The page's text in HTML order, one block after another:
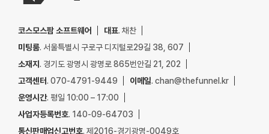
코스모스팜 소프트웨어 대표. 채찬
미팅룸. 서울특별시 구로구 디지털로29길 38, 607
소재지. 경기도 광명시 광명로 865번안길 21, 202
고객센터. 070-4791-9449 이메일. chan@thefunnel.kr
운영시간. 평일 10:00 – 17:00
사업자등록번호. 140-09-64703
통신판매업신고번호. 제2016-경기광명-0049호